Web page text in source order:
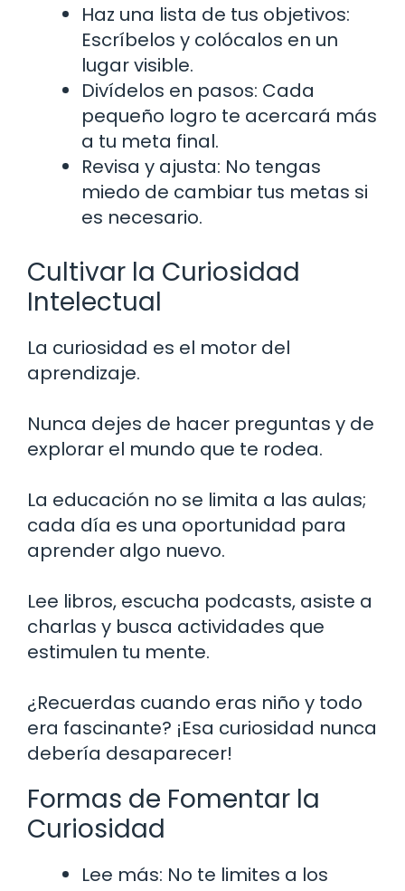
Haz una lista de tus objetivos:
Escríbelos y colócalos en un
lugar visible.
Divídelos en pasos: Cada
pequeño logro te acercará más
a tu meta final.
Revisa y ajusta: No tengas
miedo de cambiar tus metas si
es necesario.
Cultivar la Curiosidad
Intelectual
La curiosidad es el motor del
aprendizaje.
Nunca dejes de hacer preguntas y de
explorar el mundo que te rodea.
La educación no se limita a las aulas;
cada día es una oportunidad para
aprender algo nuevo.
Lee libros, escucha podcasts, asiste a
charlas y busca actividades que
estimulen tu mente.
¿Recuerdas cuando eras niño y todo
era fascinante? ¡Esa curiosidad nunca
debería desaparecer!
Formas de Fomentar la
Curiosidad
Lee más: No te limites a los